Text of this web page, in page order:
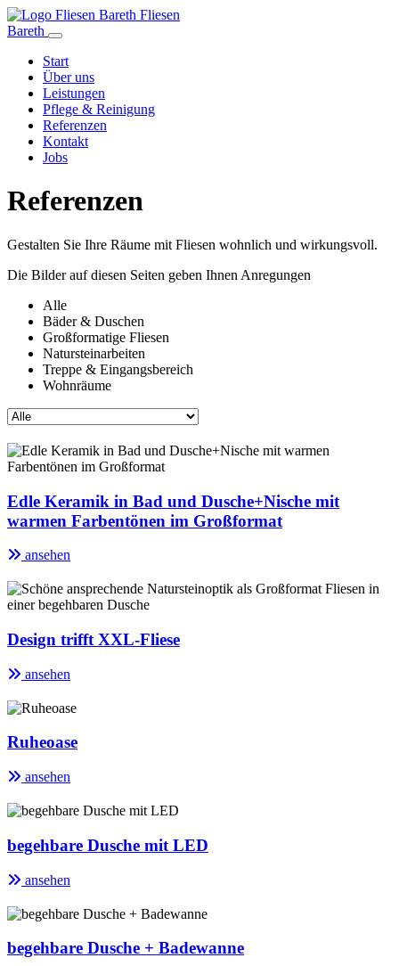
Fliesen
Bareth
Start
Über uns
Leistungen
Pflege & Reinigung
Referenzen
Kontakt
Jobs
Referenzen
Gestalten Sie Ihre Räume mit Fliesen wohnlich und wirkungsvoll.
Die Bilder auf diesen Seiten geben Ihnen Anregungen
Alle
Bäder & Duschen
Großformatige Fliesen
Natursteinarbeiten
Treppe & Eingangsbereich
Wohnräume
Edle Keramik in Bad und Dusche+Nische mit
warmen Farbentönen im Großformat
ansehen
Design trifft XXL-Fliese
ansehen
Ruheoase
ansehen
begehbare Dusche mit LED
ansehen
begehbare Dusche + Badewanne